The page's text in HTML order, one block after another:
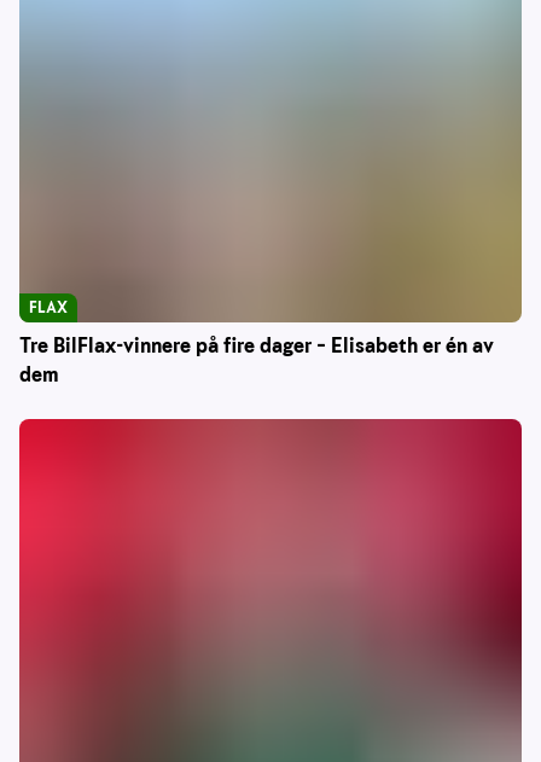
Tre BilFlax-vinnere på fire dager – Elisabeth er én av
dem
FLAX